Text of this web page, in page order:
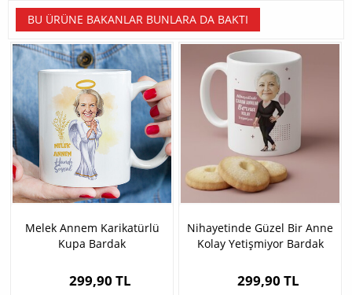
BU ÜRÜNE BAKANLAR BUNLARA DA BAKTI
Melek Annem Karikatürlü
Kupa Bardak
299,90 TL
Nihayetinde Güzel Bir Anne
Kolay Yetişmiyor Bardak
299,90 TL